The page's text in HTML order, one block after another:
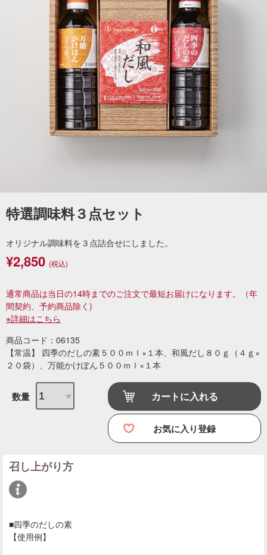
特選調味料３点セット
オリジナル調味料を３点詰合せにしました。
¥2,850 (税込)
通常商品は当日の14時までのご注文で最短お届けになります。
（年
間契約、予約商品除く)
※詳細はこちら
商品コード：06135
【常温】 四季のだしの素５００ｍｌ×１本、和風だし８０ｇ（４ｇ×
２０袋）、万能かけぽん５００ｍｌ×１本
数量 カートに入れる
お気に入り登録
召し上がり方
■四季のだしの素
【使用例】